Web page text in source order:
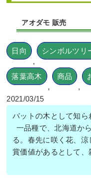
アオダモ 販売
日向
,
シンボルツリ
落葉高木
,
商品
,
2021/03/15
バットの木として知
一品種で、北海道か
る。春先に咲く花、
賞価値があるとして、